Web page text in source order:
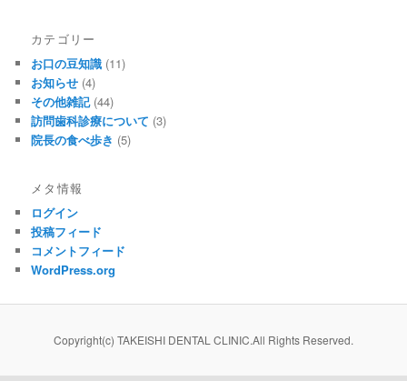
カテゴリー
お口の豆知識 (11)
お知らせ (4)
その他雑記(44)
訪問歯科診療について (3)
院長の食べ歩き (5)
メタ情報
ログイン
投稿フィード
コメントフィード
WordPress.org
Copyright(c) TAKEISHI DENTAL CLINIC.All Rights Reserved.